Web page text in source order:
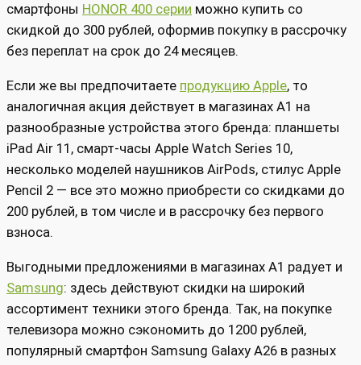
смартфоны HONOR 400 серии можно купить со
скидкой до 300 рублей, оформив покупку в рассрочку
без переплат на срок до 24 месяцев.
Если же вы предпочитаете продукцию Apple, то
аналогичная акция действует в магазинах А1 на
разнообразные устройства этого бренда: планшеты
iPad Air 11, смарт-часы Apple Watch Series 10,
несколько моделей наушников AirPods, стилус Apple
Pencil 2 — все это можно приобрести со скидками до
200 рублей, в том числе и в рассрочку без первого
взноса.
Выгодными предложениями в магазинах А1 радует и
Samsung: здесь действуют скидки на широкий
ассортимент техники этого бренда. Так, на покупке
телевизора можно сэкономить до 1200 рублей,
популярный смартфон Samsung Galaxy A26 в разных